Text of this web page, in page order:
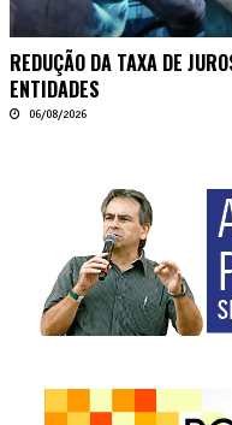
REDUÇÃO DA TAXA DE
ENTIDADES
06/08/2026